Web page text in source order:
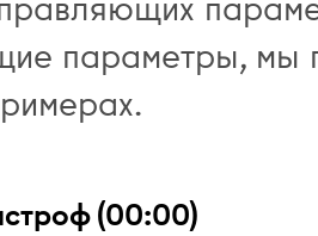
параметры, мы
(00:00)